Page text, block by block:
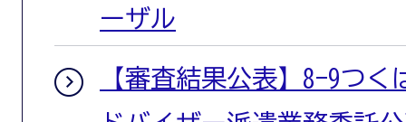
ーザル
【審査結果公表】8-9つ